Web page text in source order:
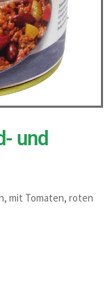
und
mit Tomaten, roten